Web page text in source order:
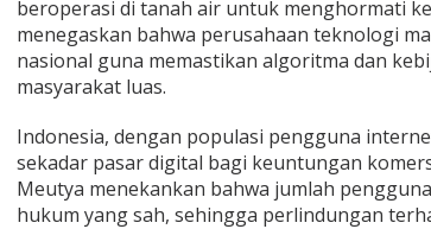
o
b
a
l
W
j
i
b
P
beroperasi di tanah air untuk menghormati
menegaskan bahwa perusahaan teknologi
nasional guna memastikan algoritma dan
masyarakat luas.
​Indonesia, dengan populasi pengguna
sekadar pasar digital bagi keuntungan
Meutya menekankan bahwa jumlah
hukum yang sah, sehingga perlindungan